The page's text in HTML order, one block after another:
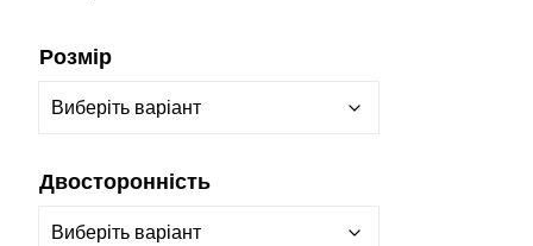
Розмір
Двосторонність